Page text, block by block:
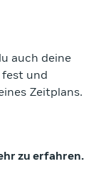
auch deine
fest und
Zeitplans.
zu erfahren.